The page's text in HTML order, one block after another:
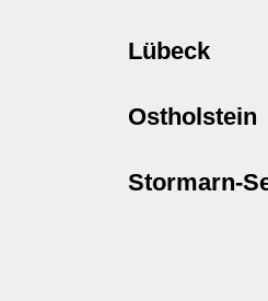
Lübeck
Ostholstein
Stormarn-